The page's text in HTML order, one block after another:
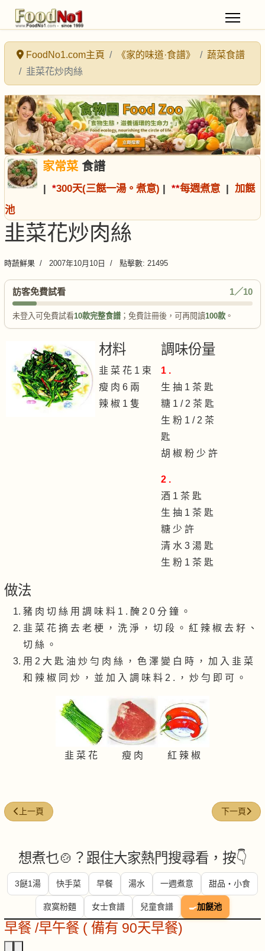
FoodNo1.com主頁 《家的味道·食譜》
蔬菜食譜
韭菜花炒肉絲
家常菜食譜
| *300天(三餸一湯。煮意) | **每週煮意 | 加餸
池
韭菜花炒肉絲
時蔬鮮果 2007年10月10日 點擊數: 21495
訪客免費試看 1／10
未登入可免費試看10款完整食譜 ；免費註冊後，可再閱讀100款 。
材料
韭 菜 花 1 束
瘦 肉 6 兩
辣 椒 1 隻
調味份量
1 .
生 抽 1 茶 匙
糖 1 / 2 茶 匙
生 粉 1 / 2 茶
匙
胡 椒 粉 少 許
2 .
酒 1 茶 匙
生 抽 1 茶 匙
糖 少 許
清 水 3 湯 匙
生 粉 1 茶 匙
做法
豬 肉 切 絲 用 調 味 料 1 . 醃 2 0 分 鐘 。
韭 菜 花 摘 去 老 梗 ， 洗 淨 ， 切 段 。 紅 辣 椒 去 籽 、
切 絲 。
用 2 大 匙 油 炒 勻 肉 絲 ， 色 澤 變 白 時 ， 加 入 韭 菜
和 辣 椒 同 炒 ， 並 加 入 調 味 料 2 . ， 炒 勻 即 可 。
韭 菜 花 瘦 肉 紅 辣 椒
上一篇文章: 蜜豆炒牛肉
上一頁 下一篇文章
下一頁
想煮乜🍲？跟住大家熱門搜尋看，按👇
3餸1湯 快手菜 早餐 湯水 一週煮意 甜品・小食
寂寞粉麵 女士食譜 兒童食譜 🍳加餸池
早餐 /早午餐 ( 備有 90天早餐)